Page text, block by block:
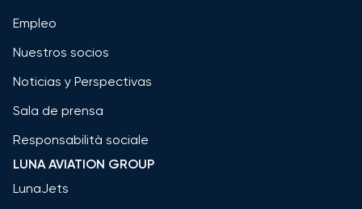
Empleo
Nuestros socios
Noticias y Perspectivas
Sala de prensa
Responsabilità sociale
LUNA AVIATION GROUP
LunaJets